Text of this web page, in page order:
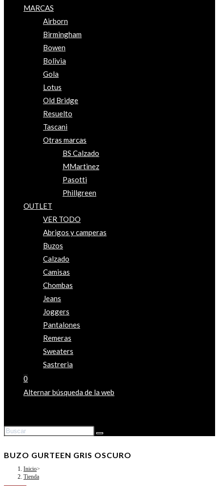
MARCAS
Airborn
Birmingham
Bowen
Bolivia
Gola
Lotus
Old Bridge
Resuelto
Tascani
Otras marcas
BS Calzado
MMartinez
Pasotti
Phillgreen
OUTLET
VER TODO
Abrigos y camperas
Buzos
Calzado
Camisas
Chombas
Jeans
Joggers
Pantalones
Remeras
Sweaters
Sastreria
0
Alternar búsqueda de la web
BUZO GURTEEN GRIS OSCURO
Inicio>
Tienda